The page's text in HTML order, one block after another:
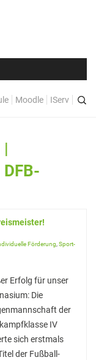
Moodle IServ
|
DFB-
Förderung Sport-
Erfolg für unser
Die
der
IV
sich erstmals
der Fußball-